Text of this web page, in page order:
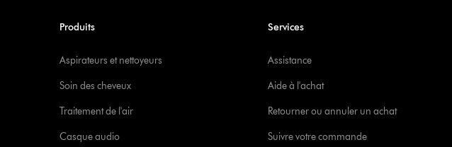
Produits
Aspirateurs et nettoyeurs
Soin des cheveux
Traitement de l'air
Casque audio
Services
Assistance
Aide à l'achat
Retourner ou annuler un achat
Suivre votre commande